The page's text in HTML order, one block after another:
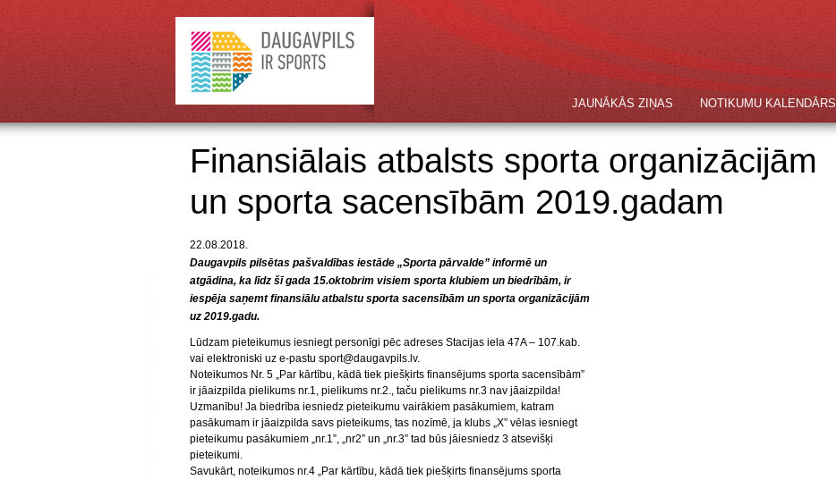
NOTIKUMU KALENDĀRS
JAUNĀKĀS ZIŅAS
Finansiālais atbalsts sporta organizācijām
un sporta sacensībām 2019.gadam
22.08.2018.
Daugavpils pilsētas pašvaldības iestāde „Sporta pārvalde” informē un
atgādina, ka līdz šī gada 15.oktobrim visiem sporta klubiem un biedrībām, ir
iespēja saņemt finansiālu atbalstu sporta sacensībām un sporta organizācijām
uz 2019.gadu.
Lūdzam pieteikumus iesniegt personīgi pēc adreses Stacijas iela 47A – 107.kab.
vai elektroniski uz e-pastu sport@daugavpils.lv.
Noteikumos Nr. 5 „Par kārtību, kādā tiek piešķirts finansējums sporta sacensībām”
ir jāaizpilda pielikums nr.1, pielikums nr.2., taču pielikums nr.3 nav jāaizpilda!
Uzmanību! Ja biedrība iesniedz pieteikumu vairākiem pasākumiem, katram
pasākumam ir jāaizpilda savs pieteikums, tas nozīmē, ja klubs „X” vēlas iesniegt
pieteikumu pasākumiem „nr.1”, „nr2” un „nr.3” tad būs jāiesniedz 3 atsevišķi
pieteikumi.
Savukārt, noteikumos nr.4 „Par kārtību, kādā tiek piešķirts finansējums sporta